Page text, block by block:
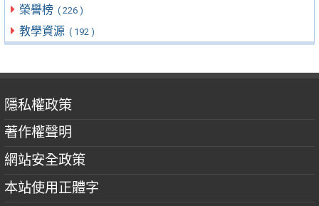
榮譽榜 ( 226 )
教學資源 ( 192 )
隱私權政策
著作權聲明
網站安全政策
本站使用正體字